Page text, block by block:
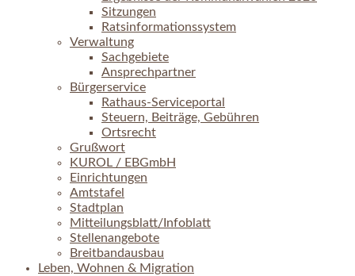
Sitzungen
Ratsinformationssystem
Verwaltung
Sachgebiete
Ansprechpartner
Bürgerservice
Rathaus-Serviceportal
Steuern, Beiträge, Gebühren
Ortsrecht
Grußwort
KUROL / EBGmbH
Einrichtungen
Amtstafel
Stadtplan
Mitteilungsblatt/Infoblatt
Stellenangebote
Breitbandausbau
Leben, Wohnen & Migration